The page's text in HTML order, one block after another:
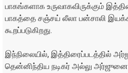
பாகங்களாக உருவாகவிருக்கும்
பாகத்தை சஞ்சய் லீலா பன்சாலி
கூறப்படுகிறது.
இந்நிலையில், இத்திரைப்படத்தில்
தென்னிந்திய நடிகர் அல்லு